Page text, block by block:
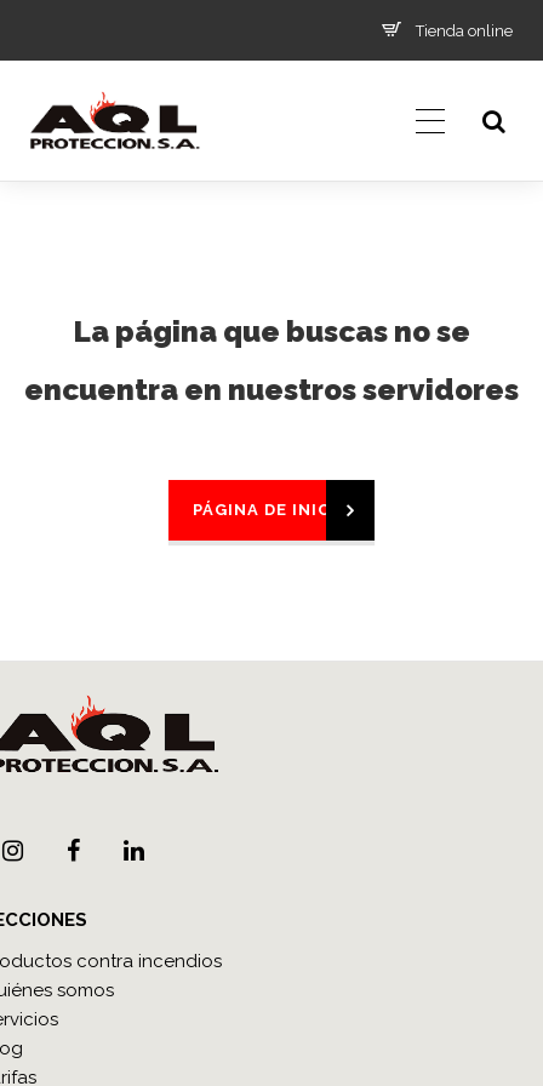
Tienda online
La página que buscas no se
encuentra en nuestros servidores
PÁGINA DE INICIO
contra incendios
somos